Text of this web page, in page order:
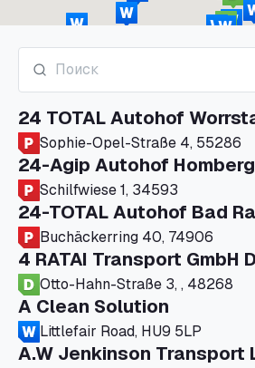
24 TOTAL Autohof
Sophie-Opel-Straße 4, 55286
24-Agip Autohof
Schilfwiese 1, 34593
24-TOTAL Autohof Bad
Buchäckerring 40, 74906
4 RATAI Transport GmbH
Otto-Hahn-Straße 3, , 48268
A Clean Solution
Littlefair Road, HU9 5LP
A.W Jenkinson Transport